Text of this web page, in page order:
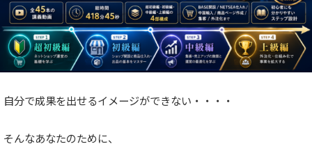
自分で成果を出せるイメージができない・・・・
そんなあなたのために、